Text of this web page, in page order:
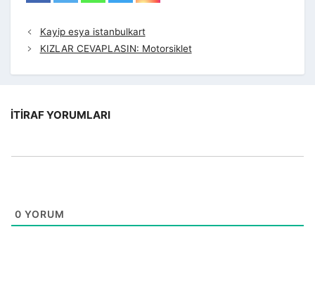
Kayip esya istanbulkart
KIZLAR CEVAPLASIN: Motorsiklet
İTIRAF YORUMLARI
0 YORUM